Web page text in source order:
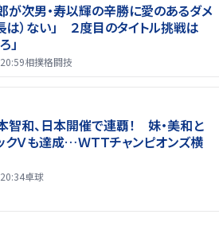
が次男・寿以輝の辛勝に愛のあるダメ
は）ない」 ２度目のタイトル挑戦は
」
相撲格闘技
智和、日本開催で連覇！ 妹・美和と
クＶも達成…ＷＴＴチャンピオンズ横
卓球